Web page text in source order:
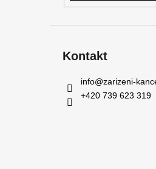
Kontakt
info@zarizeni-
+420 739 623 319